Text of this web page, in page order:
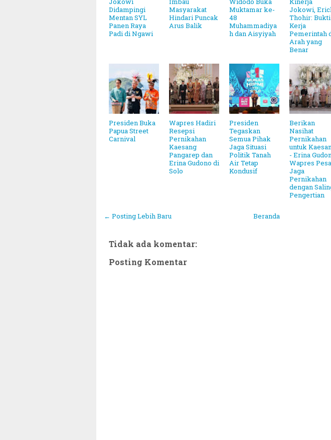
Didampingi
Mentan SYL
Panen Raya
Padi di Ngawi
Masyarakat
Hindari Puncak
Arus Balik
Muktamar ke-
48
Muhammadiya
h dan Aisyiyah
Jokowi,
Thohir: Bukti
Kerja
Pemerintah
Arah yang
Benar
Presiden Buka
Papua Street
Carnival
Wapres Hadiri
Resepsi
Pernikahan
Kaesang
Pangarep dan
Erina Gudono di
Solo
Presiden
Tegaskan
Semua Pihak
Jaga Situasi
Politik Tanah
Air Tetap
Kondusif
Berikan
Nasihat
Pernikahan
untuk
- Erina
Wapres
Jaga
Pernikahan
dengan
Pengertian
← Posting Lebih Baru Beranda
Tidak ada komentar:
Posting Komentar
~||~ Muhammadiyah Tetapkan